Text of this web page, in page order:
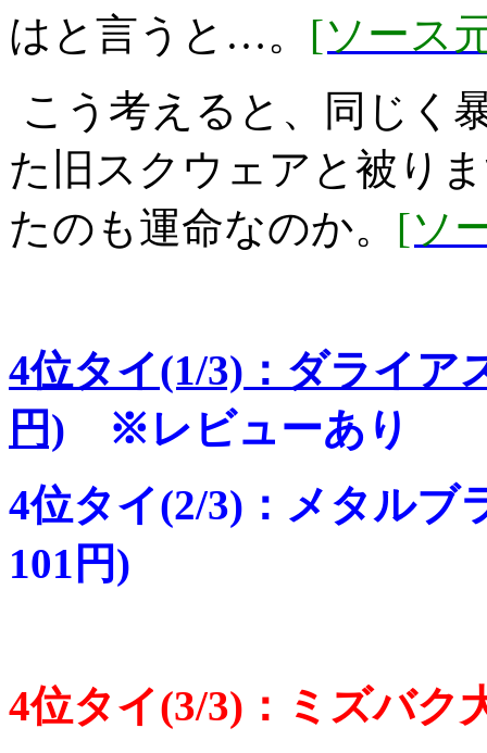
はと言うと…。 [ソース
こう考えると、同じく
た旧スクウェアと被り
たのも運命なのか。 [ソ
4位タイ(1/3)：ダライ
円) ※レビューあり
4位タイ(2/3)：メタル
101円)
4位タイ(3/3)：ミズバ